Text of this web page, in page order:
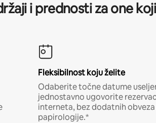
i prednosti za one
Fleksibilnost koju želite
Odaberite točne datume
jednostavno ugovorite
interneta, bez dodatnih obveza
papirologije.*